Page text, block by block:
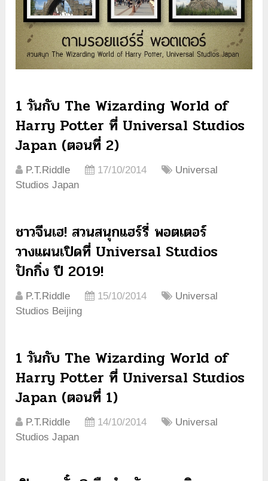
1 วันกับ The Wizarding World of
Harry Potter ที่ Universal Studios
Japan (ตอนที่ 2)
P.T.Riddle 17/10/2014
Universal
Studios Japan
ชาวจีนเฮ! สวนสนุกแฮร์รี่ พอตเตอร์
วางแผนเปิดที่ Universal Studios
ปักกิ่ง ปี 2019!
P.T.Riddle 15/10/2014
Universal
Studios Beijing
1 วันกับ The Wizarding World of
Harry Potter ที่ Universal Studios
Japan (ตอนที่ 1)
P.T.Riddle 14/10/2014
Universal
Studios Japan